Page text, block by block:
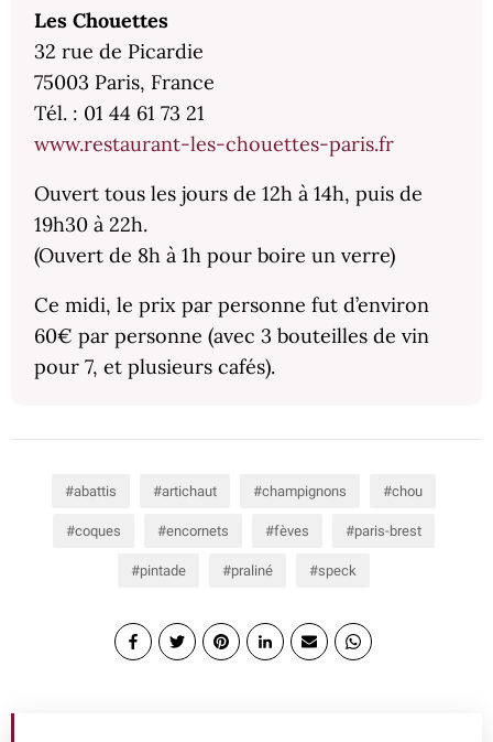
Les Chouettes
32 rue de Picardie
75003 Paris, France
Tél. : 01 44 61 73 21
www.restaurant-les-chouettes-paris.fr
Ouvert tous les jours de 12h à 14h, puis de
19h30 à 22h.
(Ouvert de 8h à 1h pour boire un verre)
Ce midi, le prix par personne fut d’environ
60€ par personne (avec 3 bouteilles de vin
pour 7, et plusieurs cafés).
abattis artichaut champignons chou
coques encornets fèves paris-brest
pintade praliné speck